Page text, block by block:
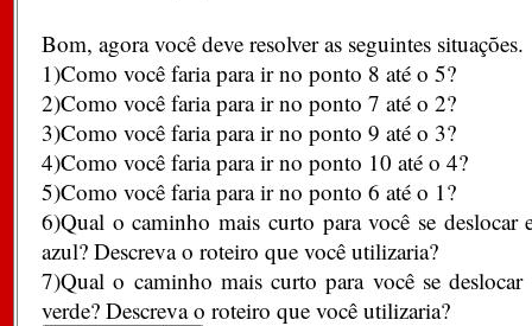
Bom, agora você deve resolver as seguintes situações.
1)Como você faria para ir no ponto 8 até o 5?
2)Como você faria para ir no ponto 7 até o 2?
3)Como você faria para ir no ponto 9 até o 3?
4)Como você faria para ir no ponto 10 até o 4?
5)Como você faria para ir no ponto 6 até o 1?
6)Qual o caminho mais curto para você se deslocar
azul? Descreva o roteiro que você utilizaria?
7)Qual o caminho mais curto para você se deslocar
verde? Descreva o roteiro que você utilizaria?